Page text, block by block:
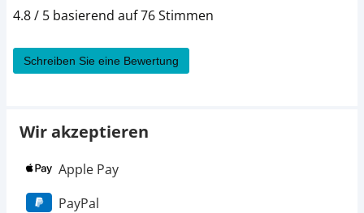
4.8 / 5 basierend auf 76 Stimmen
Schreiben Sie eine Bewertung
Wir akzeptieren
Apple Pay
PayPal